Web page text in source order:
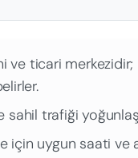
ve ticari
trafiği
için uygun saati ve